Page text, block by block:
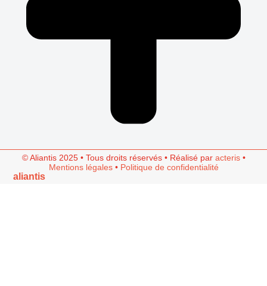
© Aliantis 2025 • Tous droits réservés • Réalisé par acteris•
Mentions légales• Politique de confidentialité
aliantis